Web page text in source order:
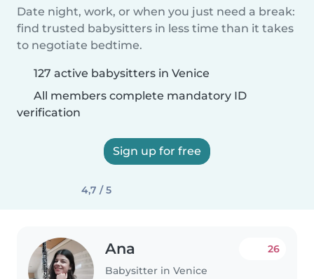
Date night, work, or when you just need a break:
find trusted babysitters in less time than it takes
to negotiate bedtime.
127 active babysitters in Venice
All members complete mandatory ID
verification
Sign up for free
4,7 / 5
Ana
Babysitter in Venice
26